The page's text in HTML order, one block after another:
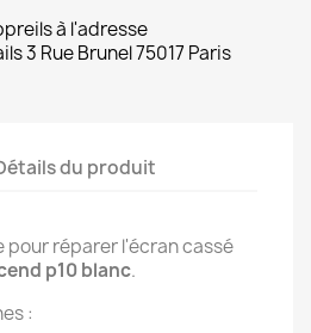
à l'adresse
3 Rue Brunel 75017 Paris
du produit
pour réparer l'écran cassé
p10 blanc.
: